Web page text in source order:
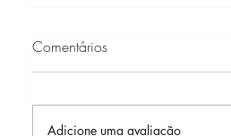
Comentários
Adicione uma avaliação